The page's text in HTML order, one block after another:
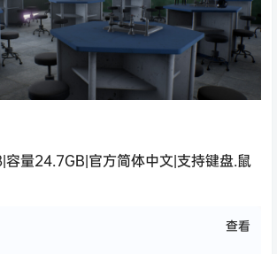
量24.7GB|官方简体中文|支持键盘.鼠
查看